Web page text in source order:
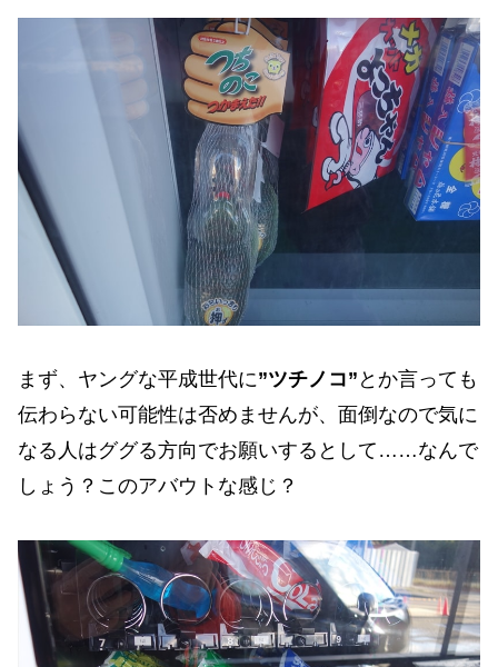
まず、ヤングな平成世代に”ツチノコ” とか言っても
伝わらない可能性は否めませんが、面倒なので気に
なる人はググる方向でお願いするとして……なんで
しょう？このアバウトな感じ？